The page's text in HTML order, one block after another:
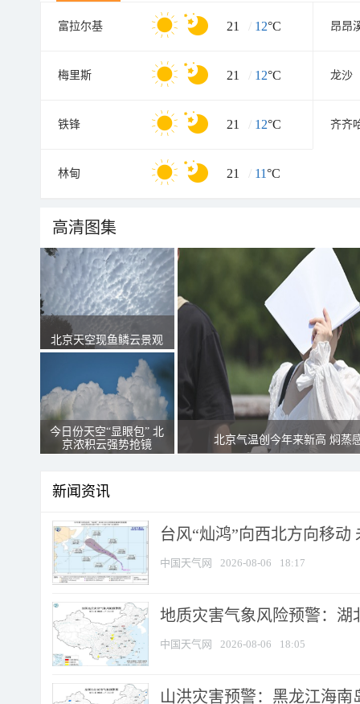
富拉尔基 21 / 12°C 昂昂
梅里斯 21 / 12°C 龙沙
铁锋 21 / 12°C 齐齐
林甸 21 / 11°C
高清图集
北京天空现鱼鳞云景观
今日份天空“显眼包” 北
京浓积云强势抢镜
北京气温创今年来新高 焖蒸
新闻资讯
台风“灿鸿”向西北方向移动
中国天气网 2026-08-06 18:17
地质灾害气象风险预警：湖
中国天气网 2026-08-06 18:05
山洪灾害预警：黑龙江海